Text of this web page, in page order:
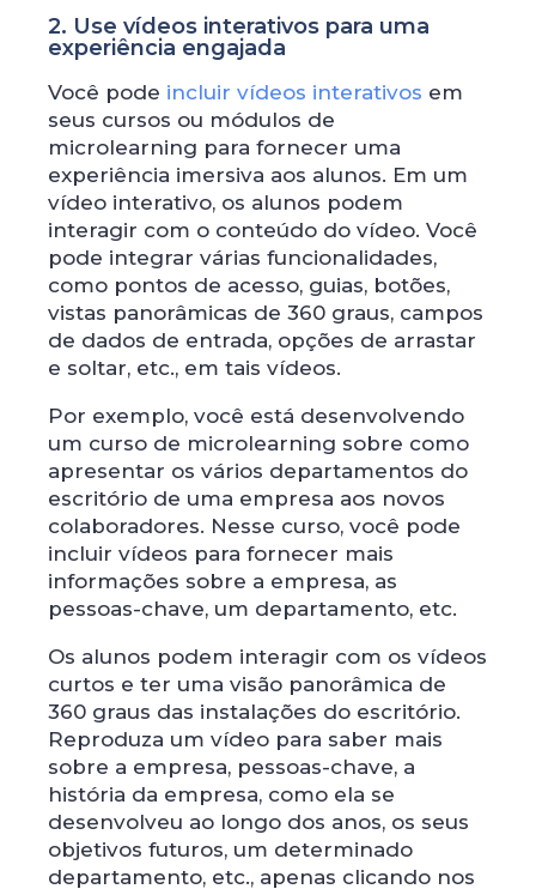
2. Use vídeos interativos para uma
experiência engajada
Você pode incluir vídeos interativos em
seus cursos ou módulos de
microlearning para fornecer uma
experiência imersiva aos alunos. Em um
vídeo interativo, os alunos podem
interagir com o conteúdo do vídeo. Você
pode integrar várias funcionalidades,
como pontos de acesso, guias, botões,
vistas panorâmicas de 360 ​​graus, campos
de dados de entrada, opções de arrastar
e soltar, etc., em tais vídeos.
Por exemplo, você está desenvolvendo
um curso de microlearning sobre como
apresentar os vários departamentos do
escritório de uma empresa aos novos
colaboradores. Nesse curso, você pode
incluir vídeos para fornecer mais
informações sobre a empresa, as
pessoas-chave, um departamento, etc.
Os alunos podem interagir com os vídeos
curtos e ter uma visão panorâmica de
360 ​​graus das instalações do escritório.
Reproduza um vídeo para saber mais
sobre a empresa, pessoas-chave, a
história da empresa, como ela se
desenvolveu ao longo dos anos, os seus
objetivos futuros, um determinado
departamento, etc., apenas clicando nos